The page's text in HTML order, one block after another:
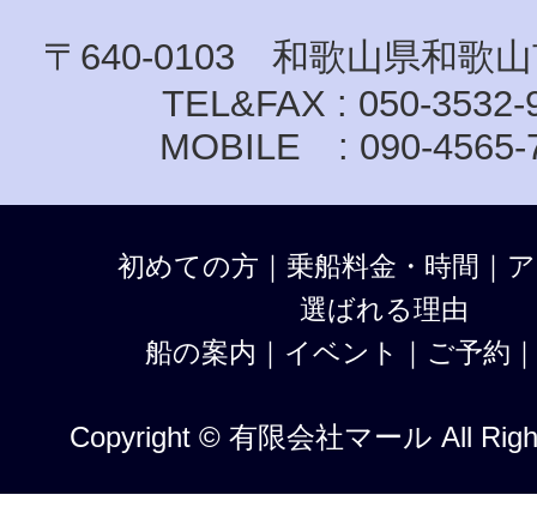
〒640-0103 和歌山県和歌山
TEL&FAX : 050-3532-
MOBILE : 090-4565-
初めての方 ｜ 乗船料金・時間 ｜
選ばれる理由
船の案内 ｜ イベント ｜ ご予約 ｜
Copyright © 有限会社マール All